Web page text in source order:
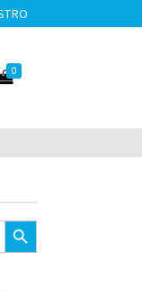
0
Botón de búsqueda